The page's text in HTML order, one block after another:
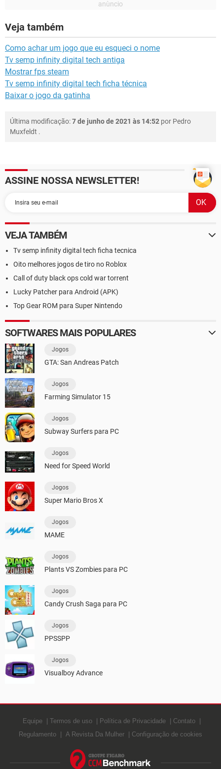
Veja também
Como achar um jogo que eu esqueci o nome
Tv semp infinity digital tech antiga
Mostrar fps steam
Tv semp infinity digital tech ficha técnica
Baixar o jogo da gatinha
Última modificação:7 de junho de 2021 às 14:52 por Pedro
Muxfeldt .
ASSINE NOSSA NEWSLETTER!
VEJA TAMBÉM
Tv semp infinity digital tech ficha tecnica
Oito melhores jogos de tiro no Roblox
Call of duty black ops cold war torrent
Lucky Patcher para Android (APK)
Top Gear ROM para Super Nintendo
SOFTWARES MAIS POPULARES
Jogos
GTA: San Andreas Patch
Jogos
Farming Simulator 15
Jogos
Subway Surfers para PC
Jogos
Need for Speed World
Jogos
Super Mario Bros X
Jogos
MAME
Jogos
Plants VS Zombies para PC
Jogos
Candy Crush Saga para PC
Jogos
PPSSPP
Jogos
Visualboy Advance
Equipe Termos de uso Política de Privacidade
Contato
Regulamento
A Revista Da Mulher Configuração de cookies